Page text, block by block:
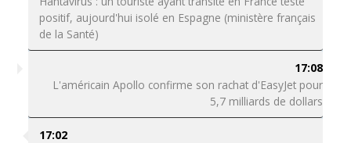
positif, aujourd'hui isolé en Espagne (ministère français
de la Santé)
17:08
L'américain Apollo confirme son rachat d'EasyJet pour
5,7 milliards de dollars
17:02